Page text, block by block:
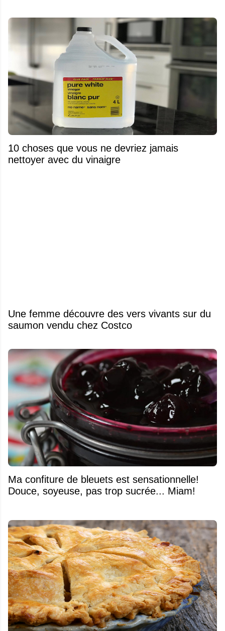
10 choses que vous ne devriez jamais
nettoyer avec du vinaigre
Une femme découvre des vers vivants sur du
saumon vendu chez Costco
Ma confiture de bleuets est sensationnelle!
Douce, soyeuse, pas trop sucrée... Miam!